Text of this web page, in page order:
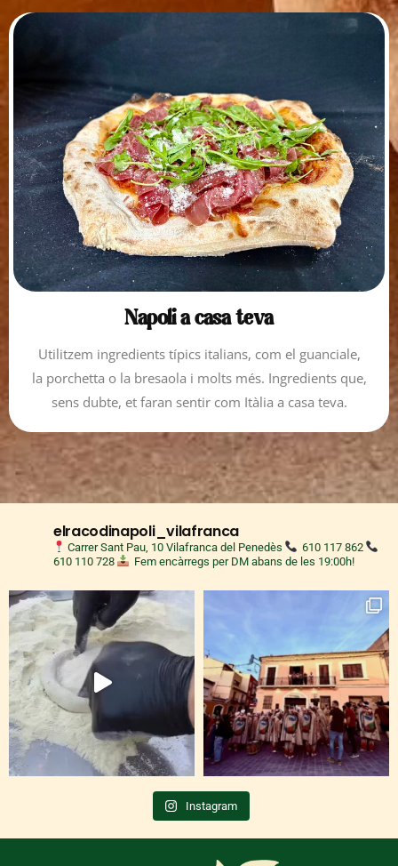
Napoli a casa teva
Utilitzem ingredients típics italians, com el guanciale,
la porchetta o la bresaola i molts més. Ingredients que,
sens dubte, et faran sentir com Itàlia a casa teva.
elracodinapoli_vilafranca
Carrer Sant Pau, 10 Vilafranca del Penedès
610 117 862
610 110 728
Fem encàrregs per DM abans de les 19:00h!
Instagram